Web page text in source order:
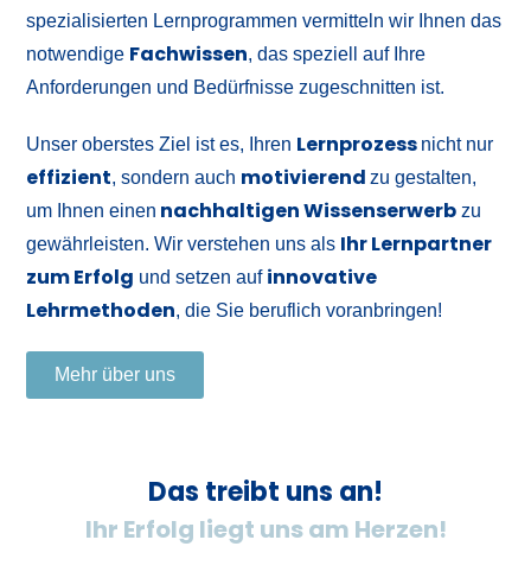
spezialisierten Lernprogrammen vermitteln wir Ihnen das
notwendige Fachwissen, das speziell auf Ihre
Anforderungen und Bedürfnisse zugeschnitten ist.
Unser oberstes Ziel ist es, Ihren Lernprozess nicht nur
effizient, sondern auch motivierendzu gestalten,
um Ihnen einen nachhaltigen Wissenserwerb zu
gewährleisten. Wir verstehen uns als Ihr Lernpartner
zum Erfolg und setzen auf innovative
Lehrmethoden, die Sie beruflich voranbringen!
Mehr über uns
Das treibt uns an!
Ihr Erfolg liegt uns am Herzen!